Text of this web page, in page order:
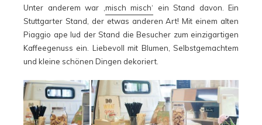
Unter anderem war ‚ misch misch‘ ein Stand davon. Ein
Stuttgarter Stand, der etwas anderen Art! Mit einem alten
Piaggio ape lud der Stand die Besucher zum einzigartigen
Kaffeegenuss ein. Liebevoll mit Blumen, Selbstgemachtem
und kleine schönen Dingen dekoriert.